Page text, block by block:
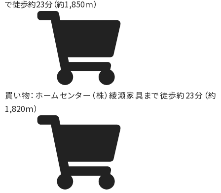
で徒歩約23分（約1,850ｍ）
買い物：ホームセンター （株）綾瀬家具まで徒歩約23分（約
1,820ｍ）